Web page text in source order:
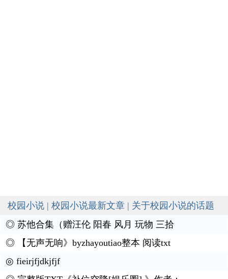
校园小说 | 校园小说最新文章 | 关于校园小说的话题
◎ 苏他合集（赠汪伦 阳春 风月 玩物 三拾
◎
【无声无响》byzhayoutiao整本 阅读txt
◎ fieirjfjdkjfjf